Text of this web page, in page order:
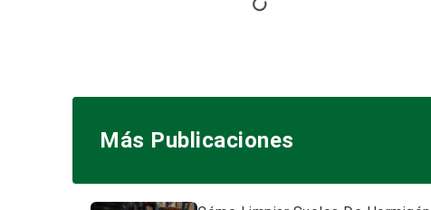
Más Publicaciones